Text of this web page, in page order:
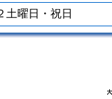
土曜日・祝日